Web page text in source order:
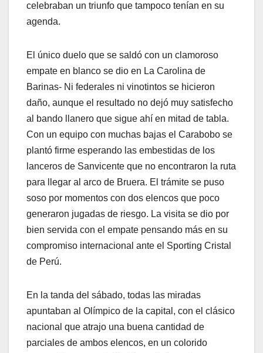
celebraban un triunfo que tampoco tenían en su
agenda.
El único duelo que se saldó con un clamoroso
empate en blanco se dio en La Carolina de
Barinas- Ni federales ni vinotintos se hicieron
daño, aunque el resultado no dejó muy satisfecho
al bando llanero que sigue ahí en mitad de tabla.
Con un equipo con muchas bajas el Carabobo se
plantó firme esperando las embestidas de los
lanceros de Sanvicente que no encontraron la ruta
para llegar al arco de Bruera. El trámite se puso
soso por momentos con dos elencos que poco
generaron jugadas de riesgo. La visita se dio por
bien servida con el empate pensando más en su
compromiso internacional ante el Sporting Cristal
de Perú.
En la tanda del sábado, todas las miradas
apuntaban al Olímpico de la capital, con el clásico
nacional que atrajo una buena cantidad de
parciales de ambos elencos, en un colorido